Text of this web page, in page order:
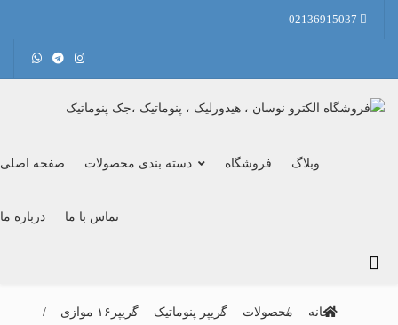
02136915037
صفحه اصلی دسته بندی محصولات فروشگاه وبلاگ
درباره ما تماس با ما
خانه محصولات گریپر پنوماتیک
گریپر۱۶ موازی